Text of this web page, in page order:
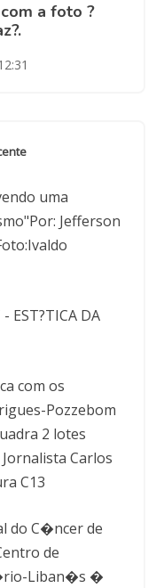
a foto ?
uma
Jefferson
- EST?TICA DA
com os
Pozzebom
2 lotes
Carlos
C13
do C�ncer de
de
Liban�s �